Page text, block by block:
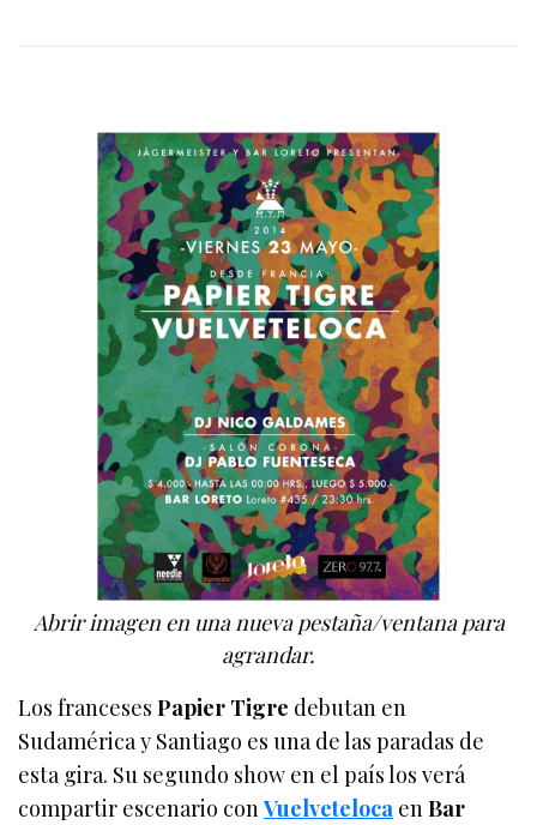
Abrir imagen en una nueva pestaña/ventana para
agrandar.
Los francesesPapier Tigre debutan en
Sudamérica y Santiago es una de las paradas de
esta gira. Su segundo show en el país los verá
compartir escenario conVuelveteloca enBar